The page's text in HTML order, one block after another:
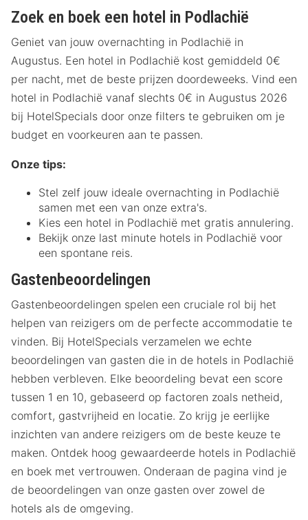
Zoek en boek een hotel in Podlachië
Geniet van jouw overnachting in Podlachië in
Augustus. Een hotel in Podlachië kost gemiddeld 0€
per nacht, met de beste prijzen doordeweeks. Vind een
hotel in Podlachië vanaf slechts 0€ in Augustus 2026
bij HotelSpecials door onze filters te gebruiken om je
budget en voorkeuren aan te passen.
Onze tips:
Stel zelf jouw ideale overnachting in Podlachië
samen met een van onze extra's.
Kies een hotel in Podlachië met gratis annulering.
Bekijk onze last minute hotels in Podlachië voor
een spontane reis.
Gastenbeoordelingen
Gastenbeoordelingen spelen een cruciale rol bij het
helpen van reizigers om de perfecte accommodatie te
vinden. Bij HotelSpecials verzamelen we echte
beoordelingen van gasten die in de hotels in Podlachië
hebben verbleven. Elke beoordeling bevat een score
tussen 1 en 10, gebaseerd op factoren zoals netheid,
comfort, gastvrijheid en locatie. Zo krijg je eerlijke
inzichten van andere reizigers om de beste keuze te
maken. Ontdek hoog gewaardeerde hotels in Podlachië
en boek met vertrouwen. Onderaan de pagina vind je
de beoordelingen van onze gasten over zowel de
hotels als de omgeving.